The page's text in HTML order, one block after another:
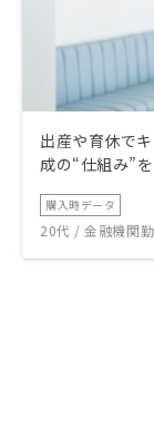
出産や育休で
成の“仕組み”
購入時データ
20代 / 金融機関